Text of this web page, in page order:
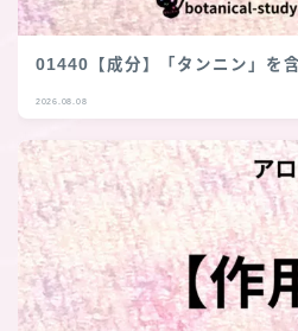
01440【成分】「タンニン」を
2026.08.08